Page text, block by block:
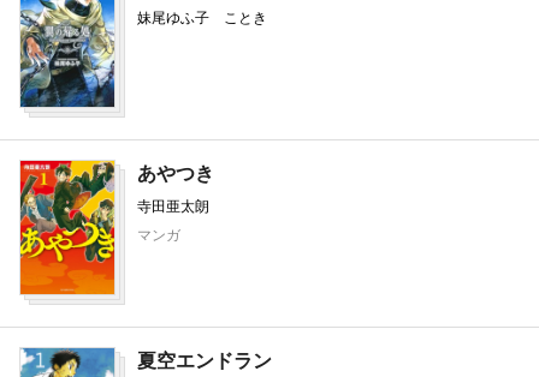
妹尾ゆふ子 ことき
あやつき
寺田亜太朗
マンガ
夏空エンドラン